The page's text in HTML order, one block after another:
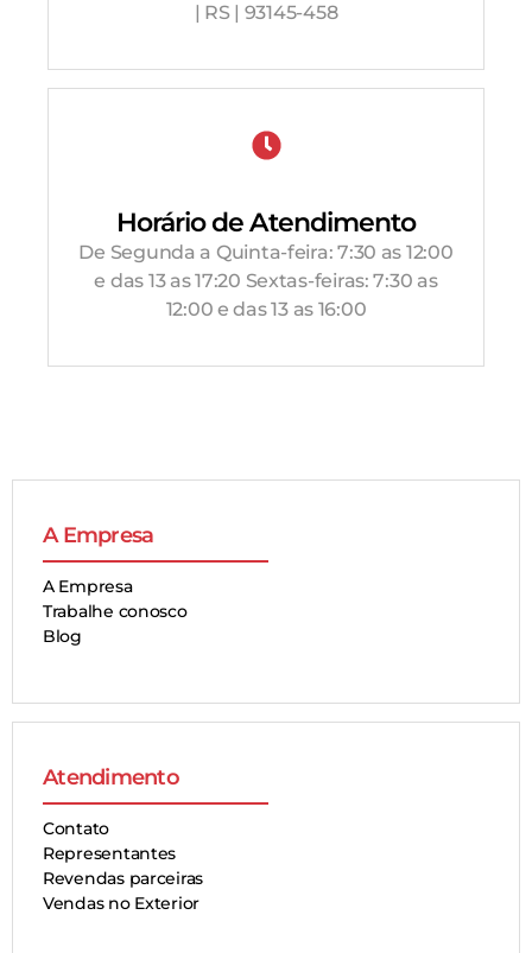
| RS | 93145-458
Horário de Atendimento
De Segunda a Quinta-feira: 7:30 as 12:00
e das 13 as 17:20 Sextas-feiras: 7:30 as
12:00 e das 13 as 16:00
A Empresa
A Empresa
Trabalhe conosco
Blog
Atendimento
Contato
Representantes
Revendas parceiras
Vendas no Exterior